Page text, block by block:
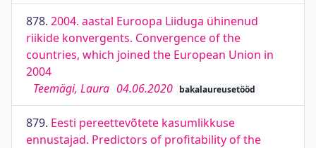
878. 2004. aastal Euroopa Liiduga ühinenud
riikide konvergents. Convergence of the
countries, which joined the European Union in
2004
Teemägi, Laura 04.06.2020 bakalaureusetööd
879. Eesti pereettevõtete kasumlikkuse
ennustajad. Predictors of profitability of the